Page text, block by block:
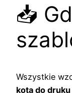
📥
Wszystkie
kota do druku